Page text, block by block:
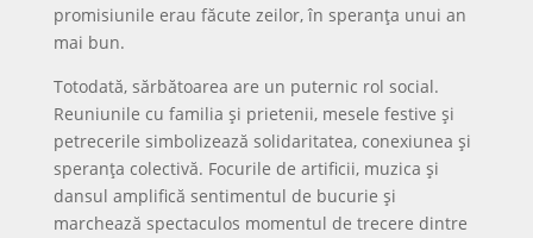
promisiunile erau făcute zeilor, în speranța unui an
mai bun.
Totodată, sărbătoarea are un puternic rol social.
Reuniunile cu familia și prietenii, mesele festive și
petrecerile simbolizează solidaritatea, conexiunea și
speranța colectivă. Focurile de artificii, muzica și
dansul amplifică sentimentul de bucurie și
marchează spectaculos momentul de trecere dintre